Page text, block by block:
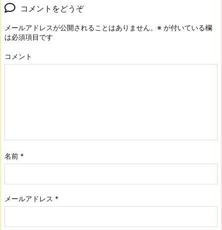
コメントをどうぞ
メールアドレスが公開されることはありません。 ※ が付いている欄
は必須項目です
コメント
名前 *
メールアドレス *